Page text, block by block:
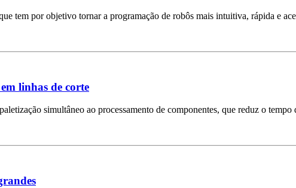
tem por objetivo tornar a programação de robôs mais intuitiva, rápida e
linhas de corte
simultâneo ao processamento de componentes, que reduz o